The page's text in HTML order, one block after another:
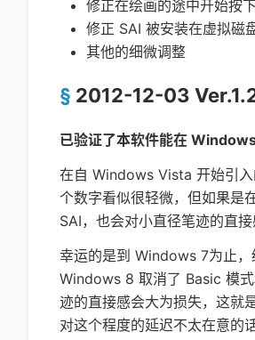
修正在绘画的途中开始按
修正 SAI 被安装在虚拟磁
其他的细微调整
2012-12-03
已验证了本软件能在
在自 Windows Vista 开始引
个数字看似很轻微，但如果是
SAI，也会对小直径笔迹的直
幸运的是到 Windows 7为止，
Windows 8 取消了 Basic 模
迹的直接感会大为损失，这就
对这个程度的延迟不太在意的